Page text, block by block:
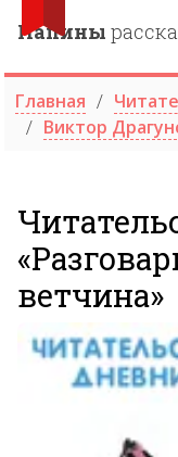
Папины
Главная
Виктор
ветчина»